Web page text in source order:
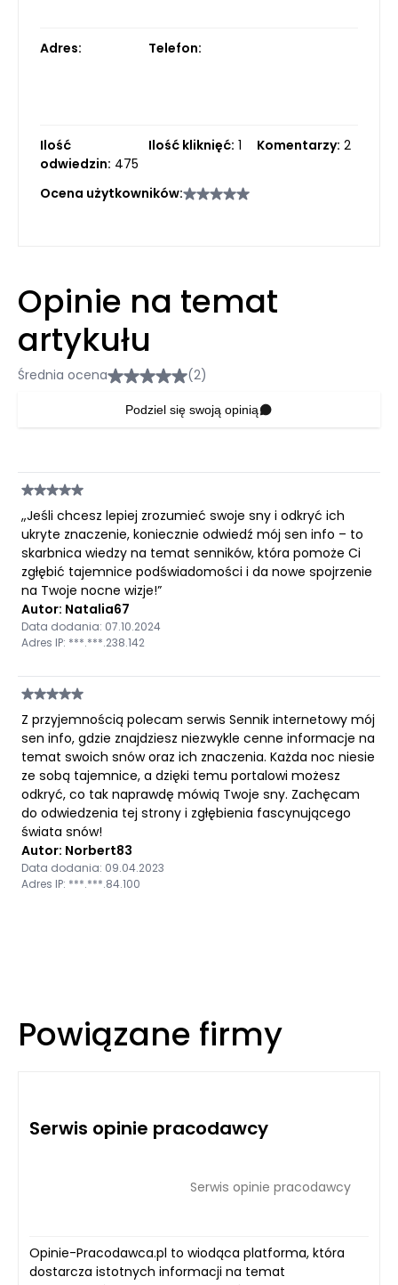
Adres: Telefon:
Ilość
odwiedzin: 475
Ilość kliknięć: 1 Komentarzy: 2
Ocena użytkowników:
Opinie na temat
artykułu
Średnia ocena (2)
Podziel się swoją opinią
„Jeśli chcesz lepiej zrozumieć swoje sny i odkryć ich
ukryte znaczenie, koniecznie odwiedź mój sen info – to
skarbnica wiedzy na temat senników, która pomoże Ci
zgłębić tajemnice podświadomości i da nowe spojrzenie
na Twoje nocne wizje!”
Autor: Natalia67
Data dodania: 07.10.2024
Adres IP: ***.***.238.142
Z przyjemnością polecam serwis Sennik internetowy mój
sen info, gdzie znajdziesz niezwykle cenne informacje na
temat swoich snów oraz ich znaczenia. Każda noc niesie
ze sobą tajemnice, a dzięki temu portalowi możesz
odkryć, co tak naprawdę mówią Twoje sny. Zachęcam
do odwiedzenia tej strony i zgłębienia fascynującego
świata snów!
Autor: Norbert83
Data dodania: 09.04.2023
Adres IP: ***.***.84.100
Powiązane firmy
Serwis opinie pracodawcy
Serwis opinie pracodawcy
Opinie-Pracodawca.pl to wiodąca platforma, która
dostarcza istotnych informacji na temat